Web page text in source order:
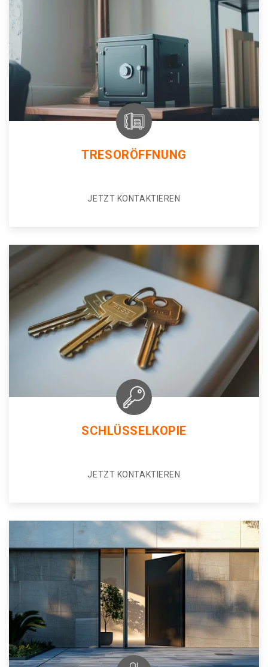
TRESORÖFFNUNG
JETZT KONTAKTIEREN
SCHLÜSSELKOPIE
JETZT KONTAKTIEREN